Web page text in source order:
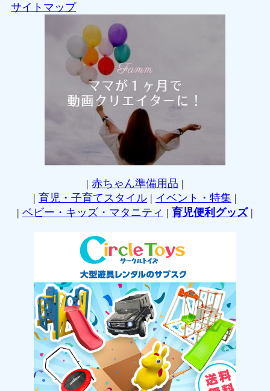
サイトマップ
| 赤ちゃん準備用品 |
| 育児・子育てスタイル | イベント・特集 |
| ベビー・キッズ・マタニティ | 育児便利グッズ|